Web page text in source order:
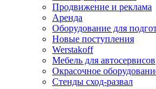
Продвижение и реклама
Аренда
Оборудование для
Новые поступления
Werstakoff
Мебель для автосервисов
Окрасочное
Стенды сход-развал